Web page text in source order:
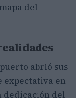
del
abrió sus
expectativa en
dedicación del